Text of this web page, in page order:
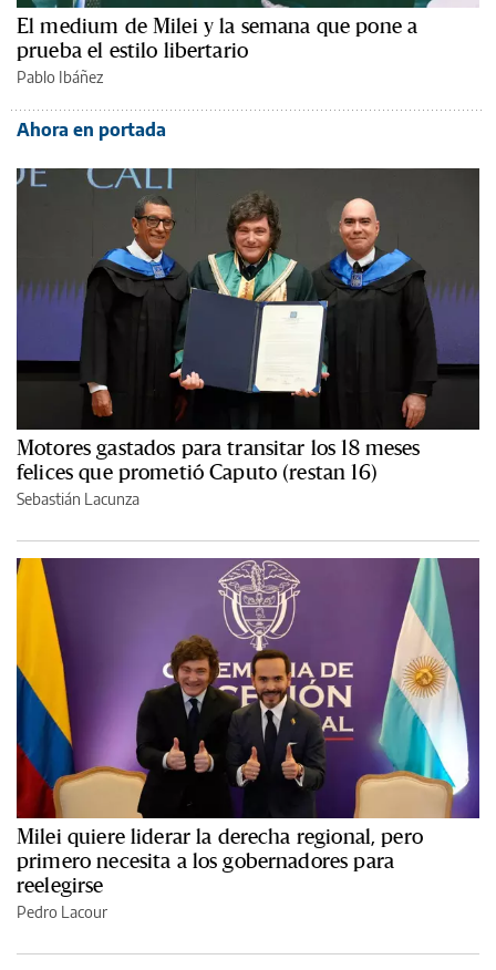
El medium de Milei y la semana que pone a
prueba el estilo libertario
Pablo Ibáñez
Ahora en portada
Motores gastados para transitar los 18 meses
felices que prometió Caputo (restan 16)
Sebastián Lacunza
Milei quiere liderar la derecha regional, pero
primero necesita a los gobernadores para
reelegirse
Pedro Lacour